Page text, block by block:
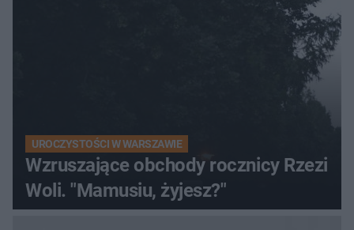
UROCZYSTOŚCI W WARSZAWIE
Wzruszające obchody rocznicy Rzezi
Woli. "Mamusiu, żyjesz?"